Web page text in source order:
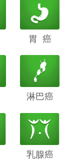
前列腺癌
胃 癌
膀胱癌
淋巴癌
喉癌
乳腺癌